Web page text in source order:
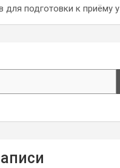
для подготовки к приёму